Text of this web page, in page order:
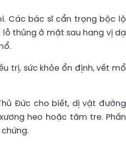
Các bác sĩ cẩn trọng bộc lộ
thủng ở mặt sau hang vị dạ
trị, sức khỏe ổn định, vết mổ
Đức cho biết, dị vật đường
heo hoặc tăm tre. Phần